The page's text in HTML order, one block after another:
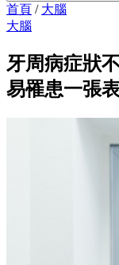
首頁 / 大腦
大腦
牙周病症狀
易罹患一張